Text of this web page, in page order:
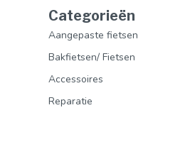
Categorieën
Aangepaste fietsen
Bakfietsen/ Fietsen
Accessoires
Reparatie